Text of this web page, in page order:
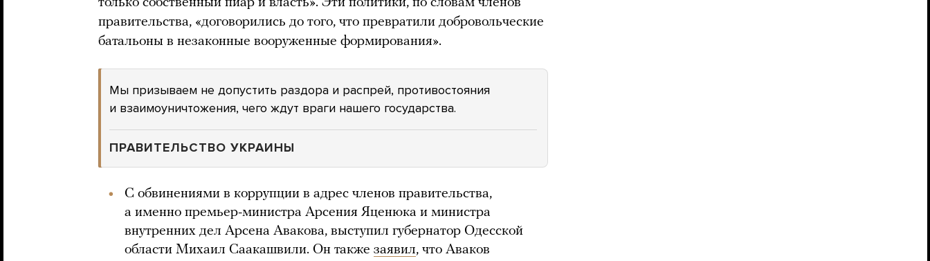
только собственный пиар и власть». Эти политики, по словам членов
правительства, «договорились до того, что превратили добровольческие
батальоны в незаконные вооруженные формирования».
Мы призываем не допустить раздора и распрей, противостояния
и взаимоуничтожения, чего ждут враги нашего государства.
ПРАВИТЕЛЬСТВО УКРАИНЫ
С обвинениями в коррупции в адрес членов правительства,
а именно премьер-министра Арсения Яценюка и министра
внутренних дел Арсена Авакова, выступил губернатор Одесской
области Михаил Саакашвили. Он также заявил, что Аваков